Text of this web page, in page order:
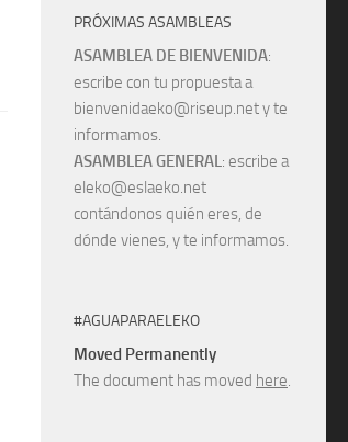
PRÓXIMAS ASAMBLEAS
ASAMBLEA DE BIENVENIDA:
escribe con tu propuesta a
bienvenidaeko@riseup.net y te
informamos.
ASAMBLEA GENERAL: escribe a
eleko@eslaeko.net
contándonos quién eres, de
dónde vienes, y te informamos.
#AGUAPARAELEKO
Moved Permanently
The document has moved here.